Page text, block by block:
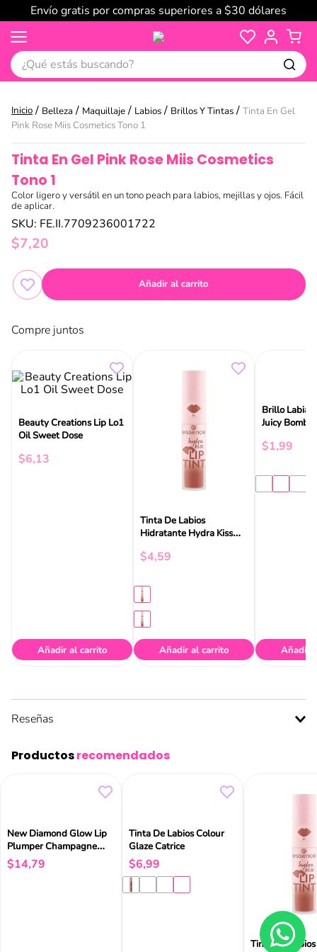
Envío gratis por compras superiores a $30 dólares
¿Qué estás buscando?
Belleza Maquillaje Labios Brillos Y Tintas
Tinta En Gel
Pink Rose Miis Cosmetics Tono 1
Tinta En Gel Pink Rose Miis Cosmetics
Tono 1
Color ligero y versátil en un tono peach para labios, mejillas y ojos. Fácil
de aplicar.
SKU: FE.II.7709236001722
$7,20
Añadir al carrito
Compre juntos
Oil Sweet Dose
Añadir al carrito
Tinta De Labios
Hidratante Hydra Kiss
$4,59
Añadir al carrito
Brillo Labial
Juicy Bomb
$1,99
Añadir
Reseñas
Productosrecomendados
New Diamond Glow Lip
Plumper Champagne
Cushion Cut
$14,79
Tinta De Labios Colour
Glaze Catrice
$6,99
Tinta De Labios